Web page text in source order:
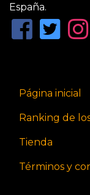
España.
Página inicial
Ranking de
Tienda
Términos y